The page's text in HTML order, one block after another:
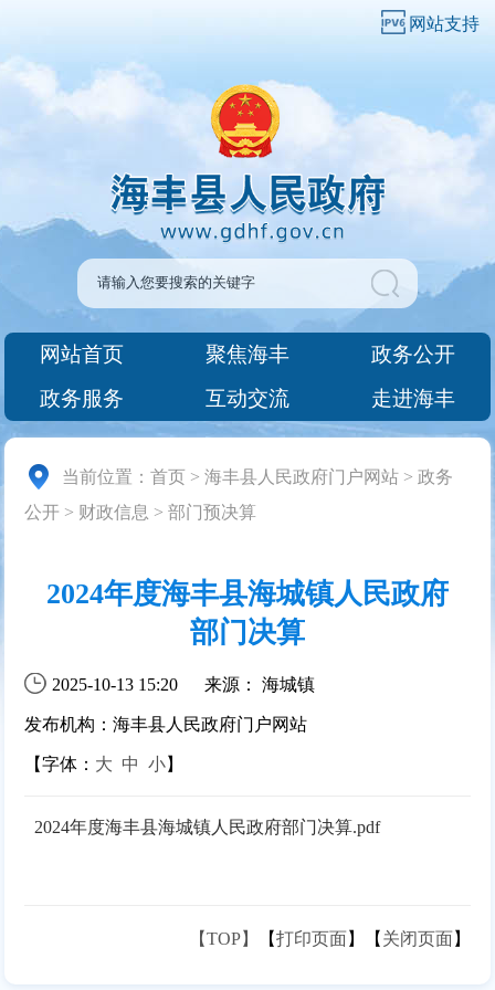
网站支持
网站首页 聚焦海丰
政务公开
政务服务
互动交流 走进海丰
当前位置：首页 >海丰县人民政府门户网站 >政务
公开 > 财政信息 >部门预决算
2024年度海丰县海城镇人民政府
部门决算
2025-10-13 15:20 来源： 海城镇
发布机构：海丰县人民政府门户网站
【字体： 大 中 小】
2024年度海丰县海城镇人民政府部门决算.pdf
【TOP】 【打印页面】【 关闭页面】